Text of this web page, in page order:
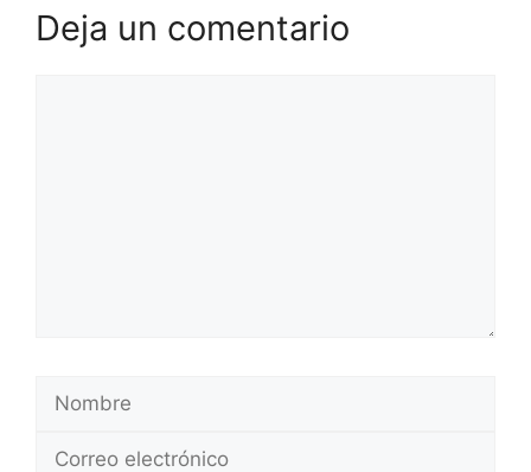
Deja un comentario
Nombre
Correo